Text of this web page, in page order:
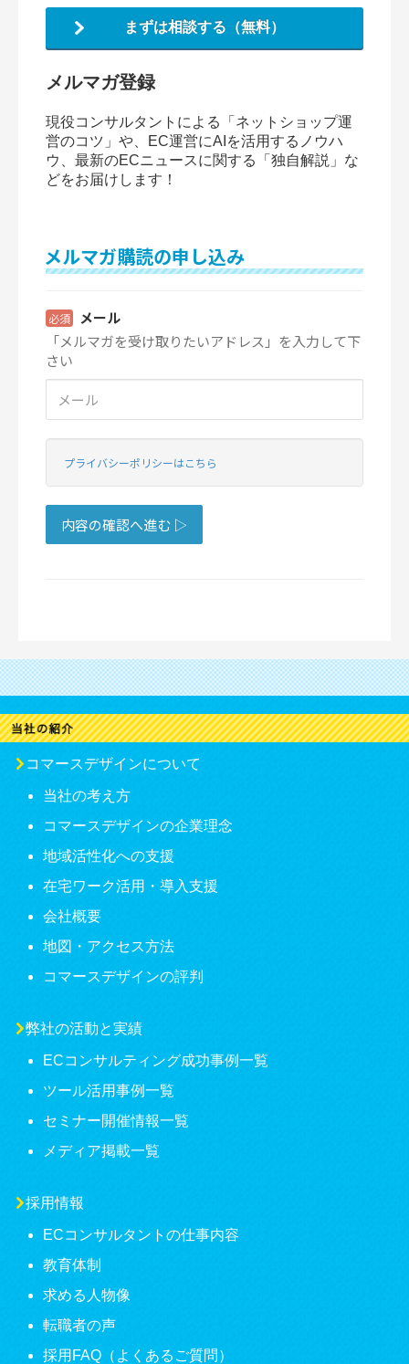
まずは相談する（無料）
メルマガ登録
現役コンサルタントによる「ネットショップ運
営のコツ」や、EC運営にAIを活用するノウハ
ウ、最新のECニュースに関する「独自解説」な
どをお届けします！
コマースデザインについて
当社の考え方
コマースデザインの企業理念
地域活性化への支援
在宅ワーク活用・導入支援
会社概要
地図・アクセス方法
コマースデザインの評判
弊社の活動と実績
ECコンサルティング成功事例一覧
ツール活用事例一覧
セミナー開催情報一覧
メディア掲載一覧
採用情報
ECコンサルタントの仕事内容
教育体制
求める人物像
転職者の声
採用FAQ（よくあるご質問）